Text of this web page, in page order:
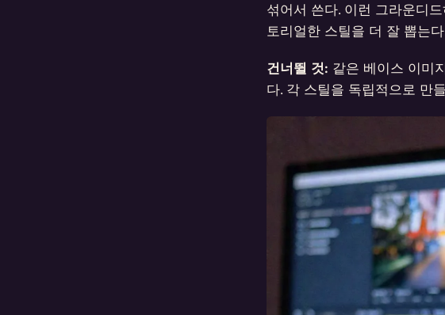
섞어서 쓴다. 이런 그라운디
토리얼한 스틸을 더 잘 뽑는
건너뛸 것: 같은 베이스 이미
다. 각 스틸을 독립적으로 만